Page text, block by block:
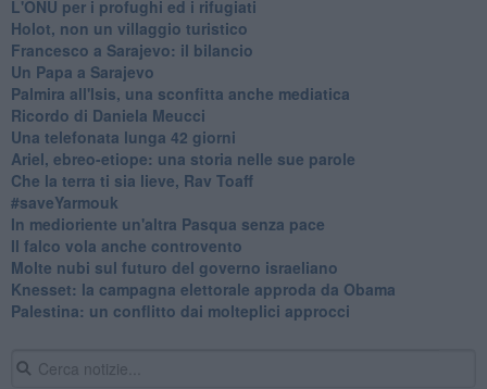
L'ONU per i profughi ed i rifugiati
Holot, non un villaggio turistico
Francesco a Sarajevo: il bilancio
Un Papa a Sarajevo
Palmira all'Isis, una sconfitta anche mediatica
Ricordo di Daniela Meucci
​Una telefonata lunga 42 giorni
​Ariel, ebreo-etiope: una storia nelle sue parole
Che la terra ti sia lieve, Rav Toaff
​#saveYarmouk
​In medioriente un'altra Pasqua senza pace
​Il falco vola anche controvento
Molte nubi sul futuro del governo israeliano
Knesset: la campagna elettorale approda da Obama
Palestina: un conflitto dai molteplici approcci